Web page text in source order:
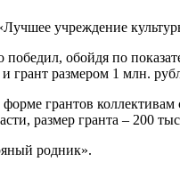
учреждение
обойдя по
грант размером 1 млн.
грантов коллективам
размер гранта – 200
родник».